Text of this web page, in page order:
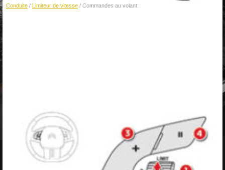
Conduite / Limiteur de vitesse / Commandes au volant